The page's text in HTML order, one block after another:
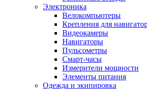
Электроника
Велокомпьютеры
Крепления для
Видеокамеры
Навигаторы
Пульсометры
Смарт-часы
Измерители мощности
Элементы питания
Одежда и экипировка